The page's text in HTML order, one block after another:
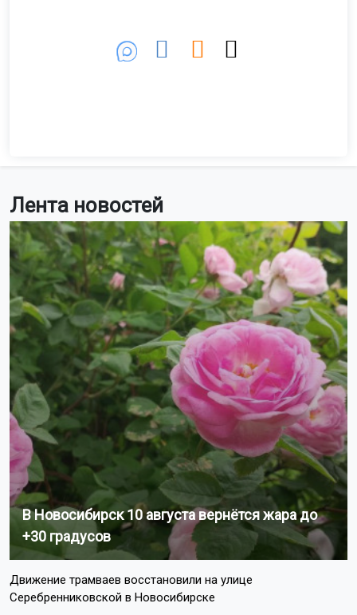
Лента новостей
В Новосибирск 10 августа вернётся жара до
+30 градусов
Движение трамваев восстановили на улице
Серебренниковской в Новосибирске